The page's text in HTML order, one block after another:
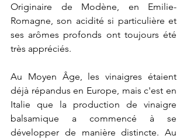
Originaire de Modène, en Emilie-
Romagne, son acidité si particulière et
ses arômes profonds ont toujours été
très appréciés.
Au Moyen Âge, les vinaigres étaient
déjà répandus en Europe, mais c'est en
Italie que la production de vinaigre
balsamique a commencé à se
développer de manière distincte. Au